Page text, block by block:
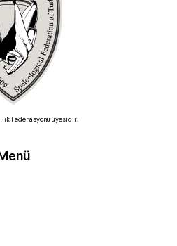
Federasyonu üyesidir.